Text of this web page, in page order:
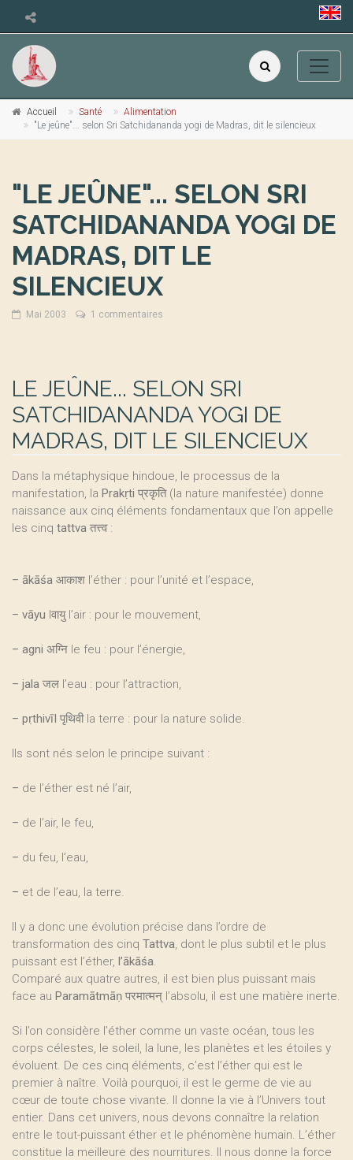
Accueil Santé
Alimentation
"Le jeûne"... selon Sri Satchidananda yogi de Madras, dit le silencieux
"LE JEÛNE"... SELON SRI
SATCHIDANANDA YOGI DE
MADRAS, DIT LE
SILENCIEUX
Mai 2003 1 commentaires
LE JEÛNE... SELON SRI
SATCHIDANANDA YOGI DE
MADRAS, DIT LE SILENCIEUX
Dans la métaphysique hindoue, le processus de la
manifestation, la Prakṛti प्रकृति (la nature manifestée) donne
naissance aux cinq éléments fondamentaux que l’on appelle
les cinq tattva तत्त्व :
– ākāśa आकाश l’éther : pour l’unité et l’espace,
– vāyu lवायु l’air : pour le mouvement,
– agni अग्नि le feu : pour l’énergie,
– jala जल l’eau : pour l’attraction,
– pṛthivīI पृथिवी la terre : pour la nature solide.
Ils sont nés selon le principe suivant :
– de l’éther est né l’air,
– de l’air, le feu,
– du feu, l’eau,
– et de l’eau, la terre.
Il y a donc une évolution précise dans l’ordre de
transformation des cinq Tattva, dont le plus subtil et le plus
puissant est l’éther, l’ākāśa.
Comparé aux quatre autres, il est bien plus puissant mais
face au Paramātmāṇ परमात्मन् l’absolu, il est une matière inerte.
Si l’on considère l’éther comme un vaste océan, tous les
corps célestes, le soleil, la lune, les planètes et les étoiles y
évoluent. De ces cinq éléments, c’est l’éther qui est le
premier à naître. Voilà pourquoi, il est le germe de vie au
cœur de toute chose vivante. Il donne la vie à l’Univers tout
entier. Dans cet univers, nous devons connaître la relation
entre le tout-puissant éther et le phénomène humain. L’éther
constitue la meilleure des nourritures. Il nous donne la force